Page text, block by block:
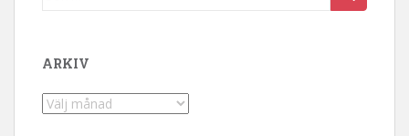
ARKIV
Arkiv